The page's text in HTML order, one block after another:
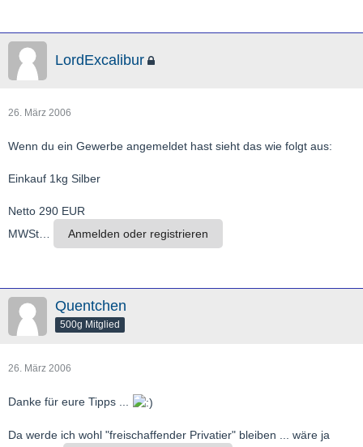
LordExcalibur
26. März 2006
Wenn du ein Gewerbe angemeldet hast sieht das wie folgt aus:
Einkauf 1kg Silber
Netto 290 EUR
MWSt…
Anmelden oder registrieren
Quentchen
500g Mitglied
26. März 2006
Danke für eure Tipps ...
Da werde ich wohl "freischaffender Privatier" bleiben ... wäre ja